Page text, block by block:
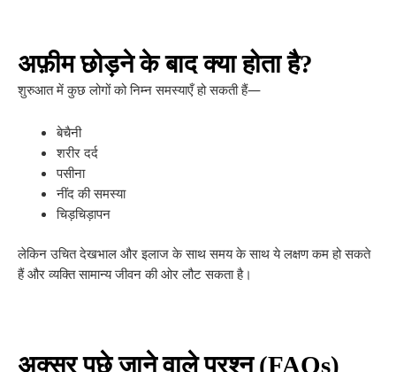
अफ़ीम छोड़ने के बाद क्या होता है?
शुरुआत में कुछ लोगों को निम्न समस्याएँ हो सकती हैं—
बेचैनी
शरीर दर्द
पसीना
नींद की समस्या
चिड़चिड़ापन
लेकिन उचित देखभाल और इलाज के साथ समय के साथ ये लक्षण कम हो सकते
हैं और व्यक्ति सामान्य जीवन की ओर लौट सकता है।
अक्सर पूछे जाने वाले प्रश्न (FAQs)